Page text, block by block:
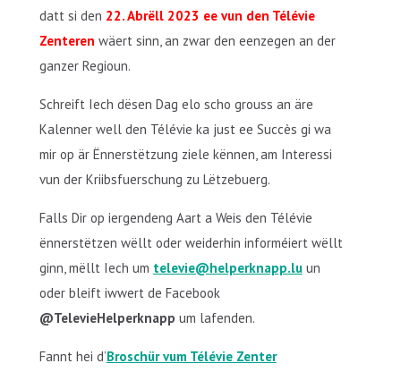
datt si den 22. Abrëll 2023 ee vun den Télévie
Zenteren wäert sinn, an zwar den eenzegen an der
ganzer Regioun.
Schreift Iech dësen Dag elo scho grouss an äre
Kalenner well den Télévie ka just ee Succès gi wa
mir op är Ënnerstëtzung ziele kënnen, am Interessi
vun der Kriibsfuerschung zu Lëtzebuerg.
Falls Dir op iergendeng Aart a Weis den Télévie
ënnerstëtzen wëllt oder weiderhin informéiert wëllt
ginn, mëllt Iech um televie@helperknapp.luun
oder bleift iwwert de Facebook
@TelevieHelperknapp um lafenden.
Fannt hei d’Broschür vum Télévie Zenter